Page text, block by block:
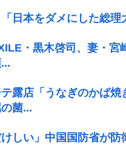
「日本をダメにした総
・黒木啓司、妻・
テ露店「うなぎのかば
菌...
けしい」中国国防省が